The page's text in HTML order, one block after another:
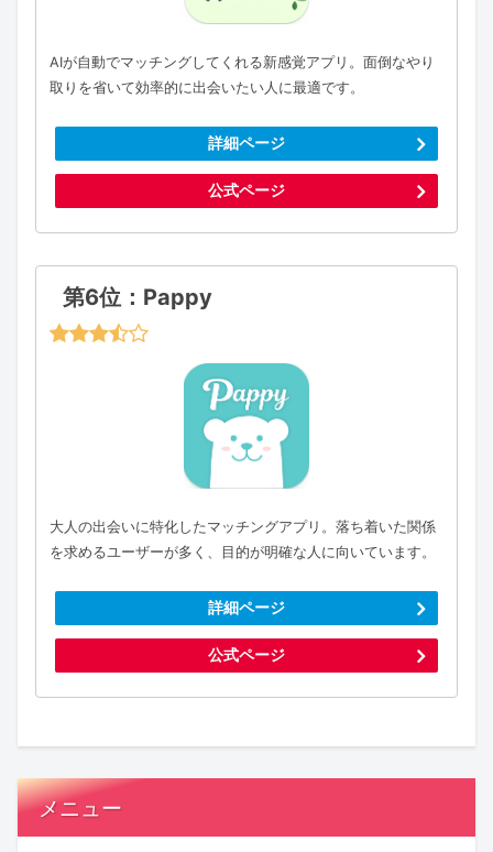
AIが自動でマッチングしてくれる新感覚アプリ。面倒なやり
取りを省いて効率的に出会いたい人に最適です。
詳細ページ
公式ページ
第6位：Pappy
大人の出会いに特化したマッチングアプリ。落ち着いた関係
を求めるユーザーが多く、目的が明確な人に向いています。
詳細ページ
公式ページ
メニュー